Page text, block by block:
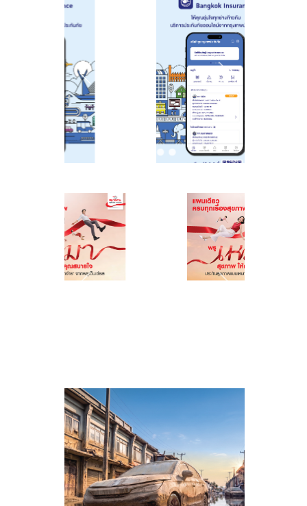
ความปลอดภัย
ทางถนนและ
ภูมิคุ้มกันทางการ
เงิน รุ่นที่ 2